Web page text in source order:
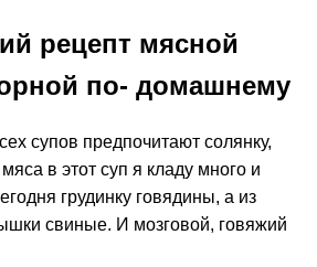
рецепт мясной
по- домашнему
супов предпочитают солянку,
в этот суп я кладу много и
грудинку говядины, а из
свиные. И мозговой, говяжий